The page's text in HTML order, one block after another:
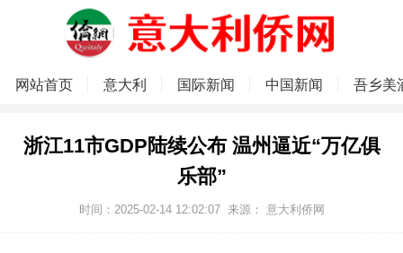
网站首页 意大利 国际新闻 中国新闻 吾乡美
浙江11市GDP陆续公布 温州逼近“万亿俱
乐部”
时间：2025-02-14 12:02:07 来源： 意大利侨网